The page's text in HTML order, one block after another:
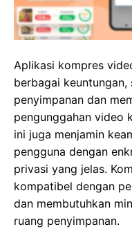
Aplikasi kompres
berbagai
penyimpanan dan
pengunggahan video
ini juga menjamin
pengguna dengan
privasi yang jelas.
kompatibel dengan
dan membutuhkan
ruang penyimpanan.